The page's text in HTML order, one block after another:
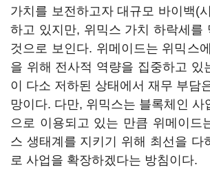
가치를 보전하고자 대규모 바이백(
하고 있지만, 위믹스 가치 하락세를
것으로 보인다. 위메이드는 위믹스
을 위해 전사적 역량을 집중하고 있
이 다소 저하된 상태에서 재무 부담
망이다. 다만, 위믹스는 블록체인 사
으로 이용되고 있는 만큼 위메이드
스 생태계를 지키기 위해 최선을 다
로 사업을 확장하겠다는 방침이다.